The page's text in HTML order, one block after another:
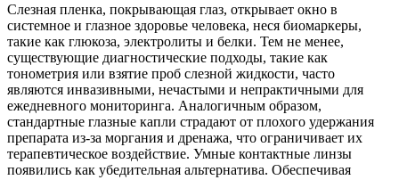
Слезная пленка, покрывающая глаз, открывает окно в
системное и глазное здоровье человека, неся биомаркеры,
такие как глюкоза, электролиты и белки. Тем не менее,
существующие диагностические подходы, такие как
тонометрия или взятие проб слезной жидкости, часто
являются инвазивными, нечастыми и непрактичными для
ежедневного мониторинга. Аналогичным образом,
стандартные глазные капли страдают от плохого удержания
препарата из-за моргания и дренажа, что ограничивает их
терапевтическое воздействие. Умные контактные линзы
появились как убедительная альтернатива. Обеспечивая